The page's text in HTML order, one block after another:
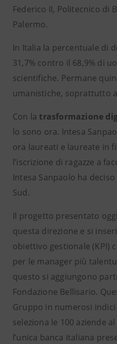
Federico II, Politecnico di
Palermo.
In Italia la percentuale di
31,7% contro il 68,9% di
scientifiche. Permane
umanistiche, soprattutto
Con la trasformazione
lo sono ora. Intesa
ora laureati e laureate in
l’iscrizione di ragazze a
Intesa Sanpaolo ha
Sud.
Il progetto presentato
questa direzione e si
obiettivo gestionale (KPI)
per le manager più
questo si aggiungono
Fondazione Bellisario.
Gruppo in numerosi
seleziona le 100 aziende
l’unica banca italiana